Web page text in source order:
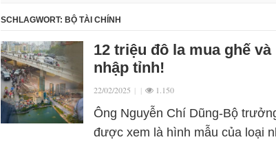
SCHLAGWORT: BỘ TÀI CHÍNH
12 triệu đô la mua ghế
nhập tỉnh!
22/02/2025 | | 1.150
Ông Nguyễn Chí Dũng-Bộ
được xem là hình mẫu của loại